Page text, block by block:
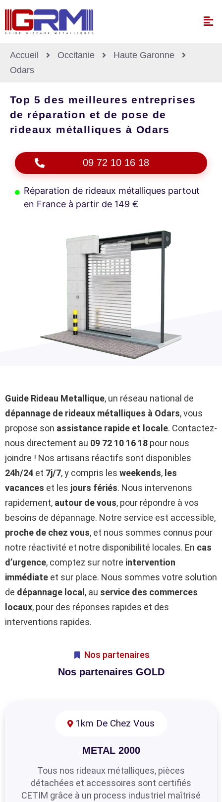
Accueil Occitanie
Haute Garonne
Odars
Top 5 des meilleures entreprises
de réparation et de pose de
rideaux métalliques à Odars
09 72 10 16 18
Réparation de rideaux métalliques partout
en France à partir de 149 €
Guide Rideau Metallique, un réseau national de
dépannage de rideaux métalliques à Odars, vous
propose son assistance rapide et locale. Contactez-
nous directement au 09 72 10 16 18 pour nous
joindre ! Nos artisans réactifs sont disponibles
24h/24 et 7j/7, y compris les weekends, les
vacances et les jours fériés. Nous intervenons
rapidement, autour de vous, pour répondre à vos
besoins de dépannage. Notre service est accessible,
proche de chez vous, et nous sommes connus pour
notre réactivité et notre disponibilité locales. En cas
d’urgence, comptez sur notre intervention
immédiate et sur place. Nous sommes votre solution
de dépannage local , au service des commerces
locaux, pour des réponses rapides et des
interventions rapides.
Nos partenaires
Nos partenaires GOLD
1km De Chez Vous
METAL 2000
Tous nos rideaux métalliques, pièces
détachées et accessoires sont certifiés
CETIM grâce à un process industriel maîtrisé